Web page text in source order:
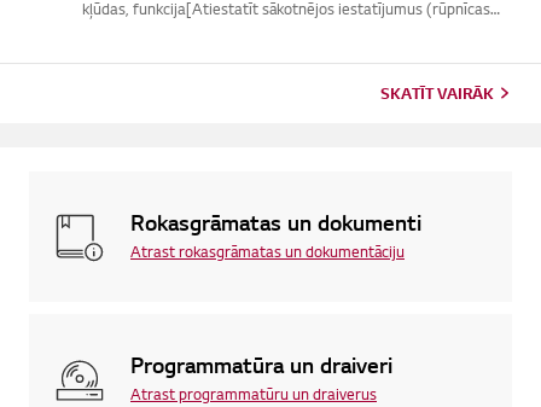
kļūdas, funkcija[Atiestatīt sākotnējos iestatījumus (rūpnīcas
SKATĪT VAIRĀK
Rokasgrāmatas un dokumenti
Atrast rokasgrāmatas un dokumentāciju
Programmatūra un draiveri
Atrast programmatūru un draiverus